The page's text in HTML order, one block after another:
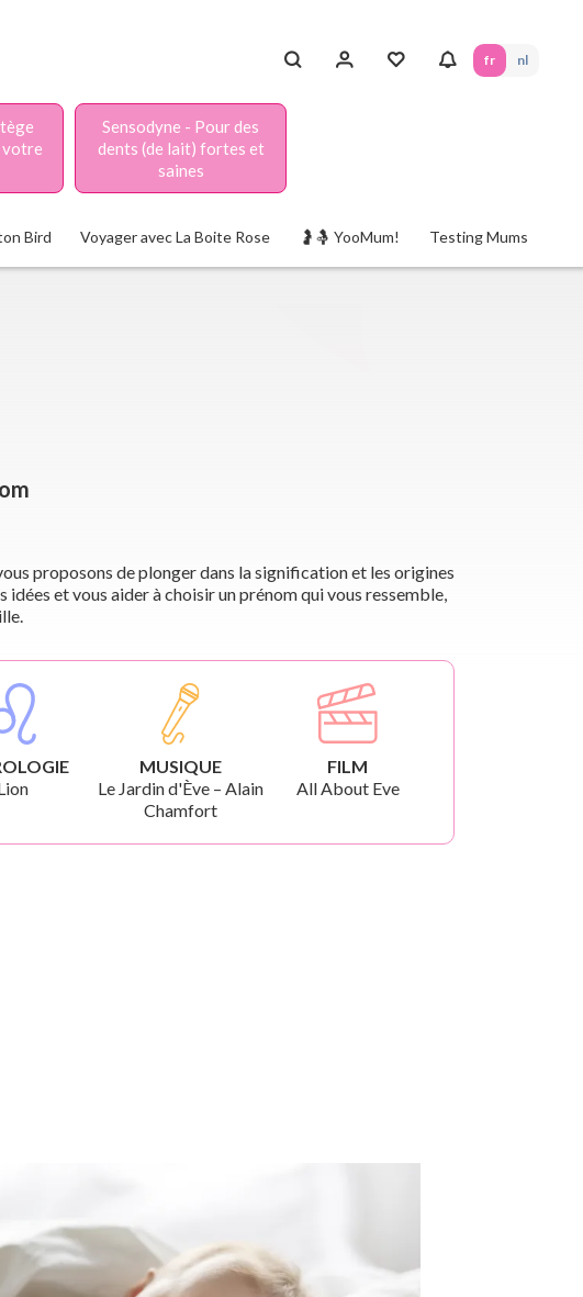
fr nl
votre
Sensodyne - Pour des
dents (de lait) fortes et
saines
Bird Voyager avec La Boite Rose 🤰🤱 YooMum! Testing Mums
proposons de plonger dans la signification et les origines
et vous aider à choisir un prénom qui vous ressemble,
MUSIQUE
Le Jardin d'Ève – Alain
Chamfort
FILM
All About Eve